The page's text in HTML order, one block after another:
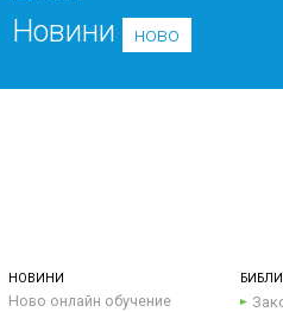
Новини
ново
НОВИНИ
Ново онлайн обучение